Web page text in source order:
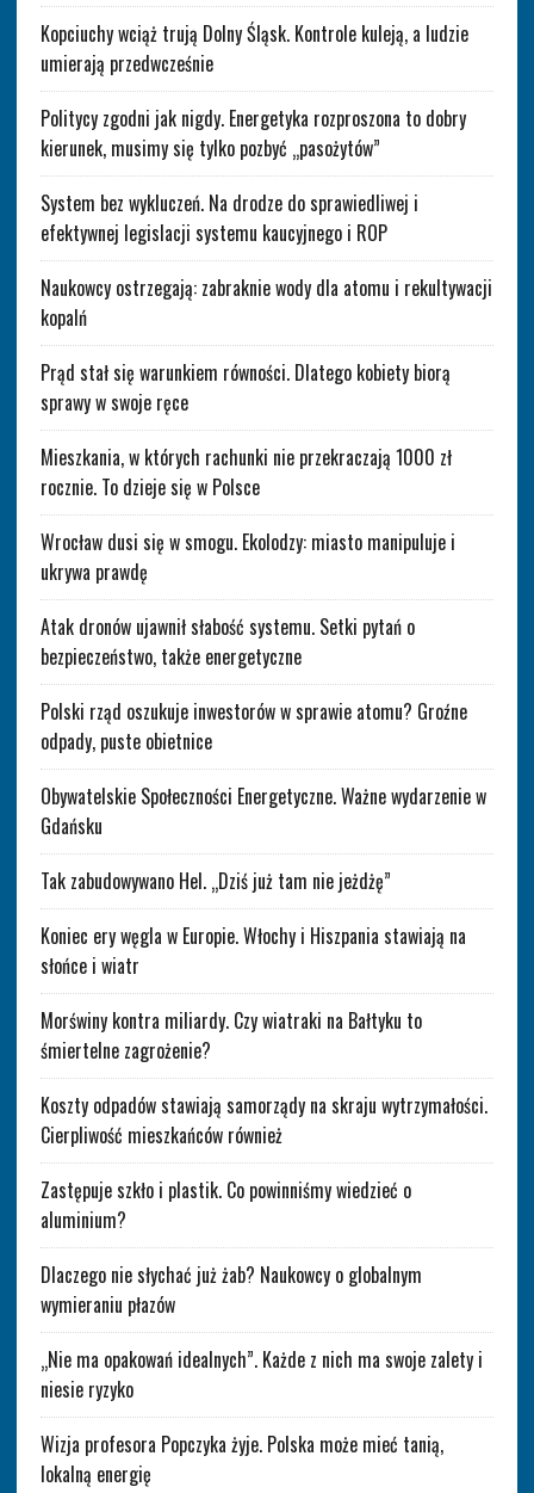
Kopciuchy wciąż trują Dolny Śląsk. Kontrole kuleją, a ludzie
umierają przedwcześnie
Politycy zgodni jak nigdy. Energetyka rozproszona to dobry
kierunek, musimy się tylko pozbyć „pasożytów”
System bez wykluczeń. Na drodze do sprawiedliwej i
efektywnej legislacji systemu kaucyjnego i ROP
Naukowcy ostrzegają: zabraknie wody dla atomu i rekultywacji
kopalń
Prąd stał się warunkiem równości. Dlatego kobiety biorą
sprawy w swoje ręce
Mieszkania, w których rachunki nie przekraczają 1000 zł
rocznie. To dzieje się w Polsce
Wrocław dusi się w smogu. Ekolodzy: miasto manipuluje i
ukrywa prawdę
Atak dronów ujawnił słabość systemu. Setki pytań o
bezpieczeństwo, także energetyczne
Polski rząd oszukuje inwestorów w sprawie atomu? Groźne
odpady, puste obietnice
Obywatelskie Społeczności Energetyczne. Ważne wydarzenie w
Gdańsku
Tak zabudowywano Hel. „Dziś już tam nie jeżdżę”
Koniec ery węgla w Europie. Włochy i Hiszpania stawiają na
słońce i wiatr
Morświny kontra miliardy. Czy wiatraki na Bałtyku to
śmiertelne zagrożenie?
Koszty odpadów stawiają samorządy na skraju wytrzymałości.
Cierpliwość mieszkańców również
Zastępuje szkło i plastik. Co powinniśmy wiedzieć o
aluminium?
Dlaczego nie słychać już żab? Naukowcy o globalnym
wymieraniu płazów
„Nie ma opakowań idealnych”. Każde z nich ma swoje zalety i
niesie ryzyko
Wizja profesora Popczyka żyje. Polska może mieć tanią,
lokalną energię